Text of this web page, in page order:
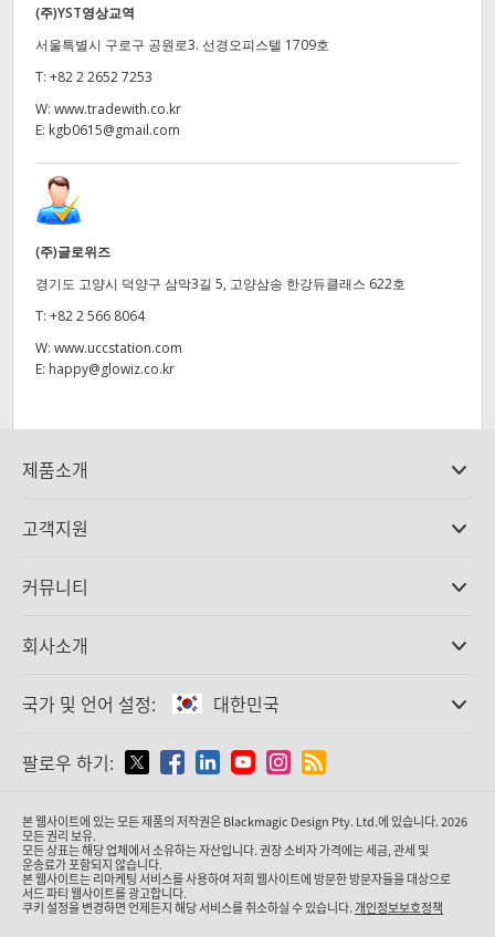
(주)YST영상교역
서울특별시 구로구 공원로3. 선경오피스텔 1709호
T: +82 2 2652 7253
W: www.tradewith.co.kr
E: kgb0615@gmail.com
(주)글로위즈
경기도 고양시 덕양구 삼막3길 5, 고양삼송 한강듀클래스 622호
T: +82 2 566 8064
W: www.uccstation.com
E: happy@glowiz.co.kr
제품소개
DaVinci Resolve와 Fusion 소프트웨어
Ultimatte
캡쳐 및 재생
표준 변환
네트워크 스토리지
라우팅 및 분배
스트리밍·인코딩
고객지원
고객지원 센터
커뮤니티
회사소개
회사 소개
미디어
국가 및 언어 설정: 대한민국
국가 및 언어를 설정하세요
Australia
Austria
팔로우 하기:
본 웹사이트에 있는 모든 제품의 저작권은 Blackmagic Design Pty. Ltd.에 있습니다. 2026
모든 권리 보유.
모든 상표는 해당 업체에서 소유하는 자산입니다. 권장 소비자 가격에는 세금, 관세 및
운송료가 포함되지 않습니다.
본 웹사이트는 리마케팅 서비스를 사용하여 저희 웹사이트에 방문한 방문자들을 대상으로
서드 파티 웹사이트를 광고합니다.
쿠키 설정을 변경하면 언제든지 해당 서비스를 취소하실 수 있습니다.개인정보보호정책